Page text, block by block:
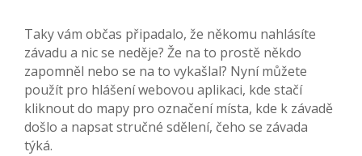
Taky vám občas připadalo, že někomu nahlásíte
závadu a nic se neděje? Že na to prostě někdo
zapomněl nebo se na to vykašlal? Nyní můžete
použít pro hlášení webovou aplikaci, kde stačí
kliknout do mapy pro označení místa, kde k závadě
došlo a napsat stručné sdělení, čeho se závada
týká.